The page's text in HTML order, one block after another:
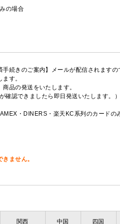
の場合
続きのご案内】メールが配信されます
す。
品の発送をいたします。
確認できましたら即日発送いたします。）
・DINERS・楽天KC系列のカードの
ません。
関西 中国 四国